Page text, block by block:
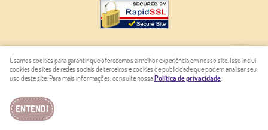
LOJA VIRTUAL CRIADA POR
Usamos cookies para garantir que oferecemos a melhor experiência em nosso site. Isso inclui
cookies de sites de redes sociais de terceiros e cookies de publicidade que podem analisar seu
uso deste site. Para mais informações, consulte nossaPolítica de privacidade.
ENTENDI